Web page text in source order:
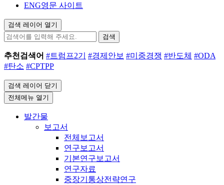
ENG영문 사이트
검색 레이어 열기
검색
추천검색어 #트럼프2기 #경제안보 #미중경쟁 #반도체 #ODA
#탄소 #CPTPP
검색 레이어 닫기
전체메뉴 열기
발간물
보고서
전체보고서
연구보고서
기본연구보고서
연구자료
중장기통상전략연구